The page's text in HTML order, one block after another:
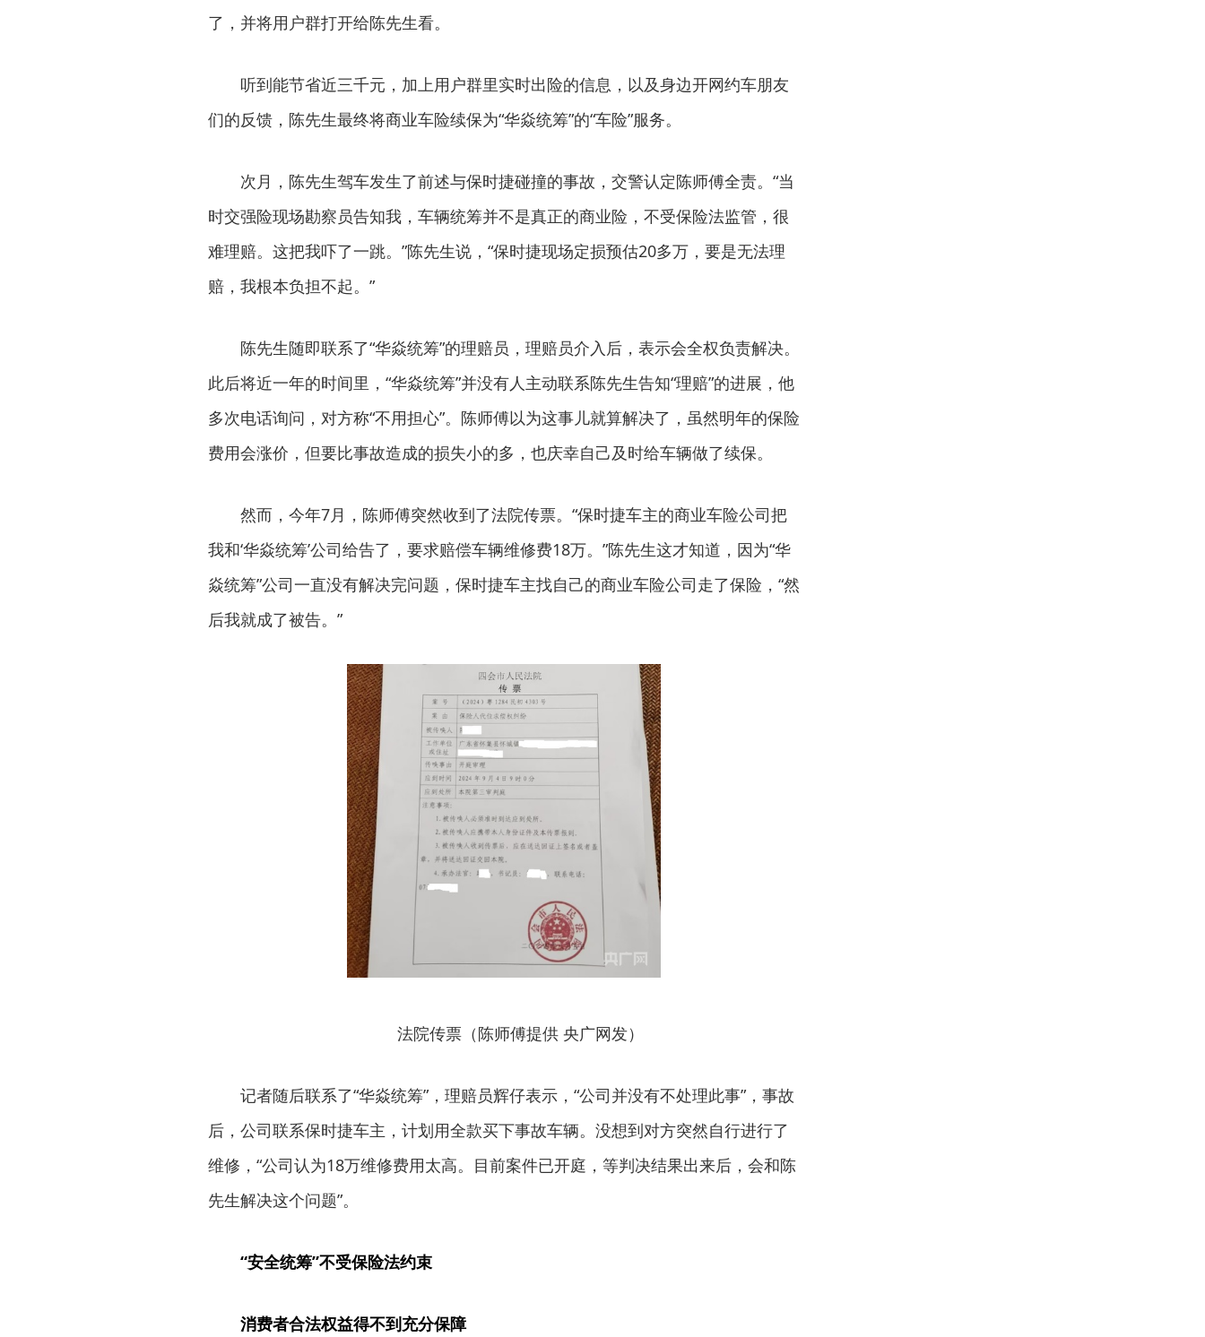
了，并将用户群打开给陈先生看。
听到能节省近三千元，加上用户群里实时出险的信息，以及身边开网约车朋友
们的反馈，陈先生最终将商业车险续保为“华焱统筹”的“车险”服务。
次月，陈先生驾车发生了前述与保时捷碰撞的事故，交警认定陈师傅全责。“当
时交强险现场勘察员告知我，车辆统筹并不是真正的商业险，不受保险法监管，很
难理赔。这把我吓了一跳。”陈先生说，“保时捷现场定损预估20多万，要是无法理
赔，我根本负担不起。”
陈先生随即联系了“华焱统筹”的理赔员，理赔员介入后，表示会全权负责解决。
此后将近一年的时间里，“华焱统筹”并没有人主动联系陈先生告知“理赔”的进展，他
多次电话询问，对方称“不用担心”。陈师傅以为这事儿就算解决了，虽然明年的保险
费用会涨价，但要比事故造成的损失小的多，也庆幸自己及时给车辆做了续保。
然而，今年7月，陈师傅突然收到了法院传票。“保时捷车主的商业车险公司把
我和‘华焱统筹’公司给告了，要求赔偿车辆维修费18万。”陈先生这才知道，因为“华
焱统筹”公司一直没有解决完问题，保时捷车主找自己的商业车险公司走了保险，“然
后我就成了被告。”
法院传票（陈师傅提供 央广网发）
记者随后联系了“华焱统筹”，理赔员辉仔表示，“公司并没有不处理此事”，事故
后，公司联系保时捷车主，计划用全款买下事故车辆。没想到对方突然自行进行了
维修，“公司认为18万维修费用太高。目前案件已开庭，等判决结果出来后，会和陈
先生解决这个问题”。
“安全统筹”不受保险法约束
消费者合法权益得不到充分保障